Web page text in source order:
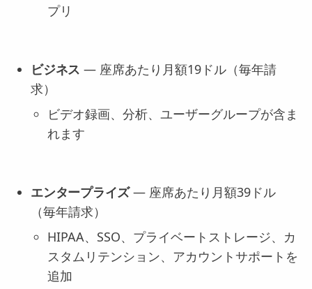
プリ
ビジネス — 座席あたり月額19ドル（毎年請
求）
ビデオ録画、分析、ユーザーグループが含ま
れます
エンタープライズ— 座席あたり月額39ドル
（毎年請求）
HIPAA、SSO、プライベートストレージ、カ
スタムリテンション、アカウントサポートを
追加